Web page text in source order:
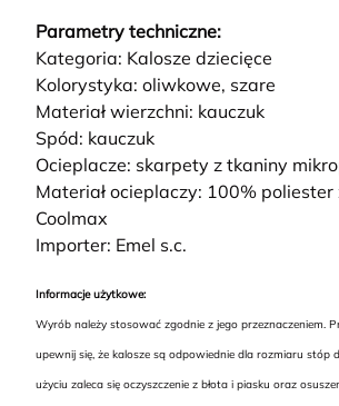
Parametry techniczne:
Kategoria: Kalosze dziecięce
Kolorystyka: oliwkowe, szare
Materiał wierzchni: kauczuk
Spód: kauczuk
Ocieplacze: skarpety z tkaniny
Materiał ocieplaczy: 100%
Coolmax
Importer: Emel s.c.
Informacje użytkowe:
Wyrób należy stosować zgodnie z jego przeznaczeniem.
upewnij się, że kalosze są odpowiednie dla rozmiaru stóp
użyciu zaleca się oczyszczenie z błota i piasku oraz